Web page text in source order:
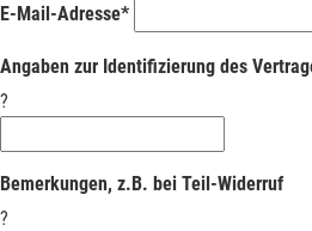
E-Mail-Adresse*
Angaben zur Identifizierung des
?
Bemerkungen, z.B. bei Teil-Widerruf
?